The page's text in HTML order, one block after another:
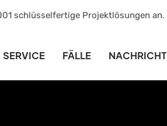
schlüsselfertige Projektlösungen an.
SERVICE FÄLLE NACHRICHT